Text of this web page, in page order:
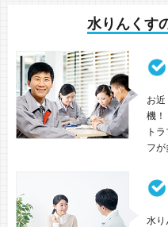
水りんくす
お
機！
ト
フが
水り